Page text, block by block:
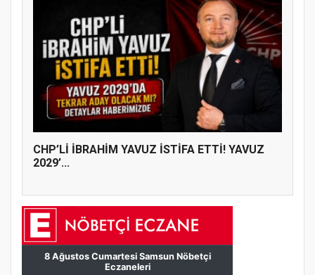
CHP’Lİ İBRAHİM YAVUZ İSTİFA ETTİ! YAVUZ
2029’...